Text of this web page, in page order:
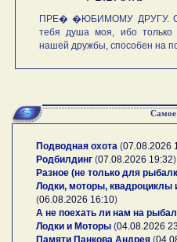
ПРЕ� �ЮБИМОМУ ДРУГУ.
тебя душа моя, ибо только
нашей дружбы, способен на
Самое
Подводная охота (07.08.2026
Родбилдинг (07.08.2026 19:32)
Разное (не только для
Лодки, моторы, квадроциклы
(06.08.2026 16:10)
А не поехать ли нам на
Лодки и Моторы (04.08.2026
Памяти Панкова Андрея (